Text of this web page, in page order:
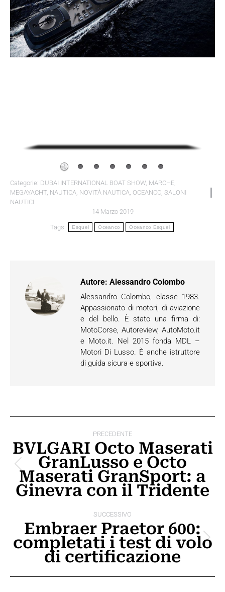
Categorie: DUBAI INTERNATIONAL BOAT SHOW, MARCHE,
MEGAYACHT, NAUTICA, NOVITÀ NAUTICA, OCEANCO, SALONI
NAUTICI
14 Marzo 2019
Tags: Esquel Oceanco Oceanco Esquel
Autore: Alessandro Colombo
Alessandro Colombo, classe 1983.
Appassionato di motori, di aviazione
e del bello. È stato una firma di:
MotoCorse, Autoreview, AutoMoto.it
e Moto.it. Nel 2015 fonda MDL –
Motori Di Lusso. È anche istruttore
di guida sicura e sportiva.
tra
post
PRECEDENTE
Post
precedente:
BVLGARI Octo Maserati
GranLusso e Octo
Maserati GranSport: a
Ginevra con il Tridente
SUCCESSIVO
Prossimo
post:
Embraer Praetor 600:
completati i test di volo
di certificazione